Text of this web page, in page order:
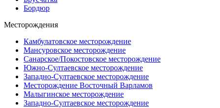
Бордюр
Месторождения
Камбулатовское месторождение
Мансуровское месторождение
Санарское/Покостовское месторождение
Южно-Султаевское месторождение
Западно-Султаевское месторождение
Месторождение Восточный Варламов
Малыгинское месторождение
Западно-Султаевское месторождение